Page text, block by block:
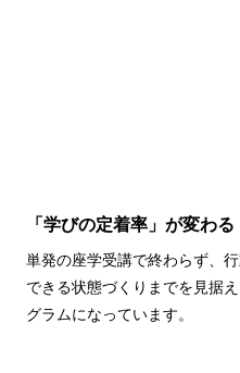
「学びの定着率」が変わる
単発の座学受講で終わらず、
できる状態づくりまでを見据
グラムになっています。